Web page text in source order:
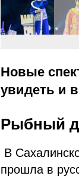
Новые
увидеть и
Рыбный
В
прошла в